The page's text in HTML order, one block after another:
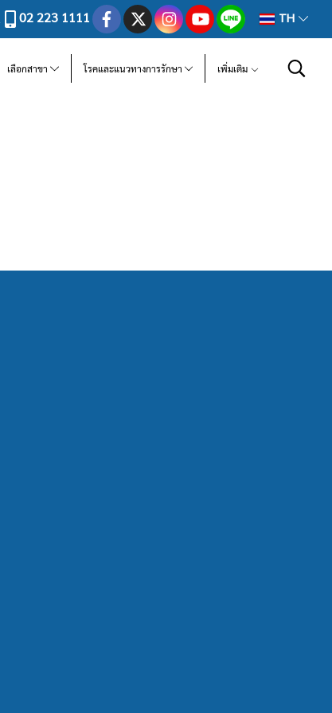
02 223 1111 TH
เลือกสาขา โรคและแนวทางการรักษา เพิ่มเติม